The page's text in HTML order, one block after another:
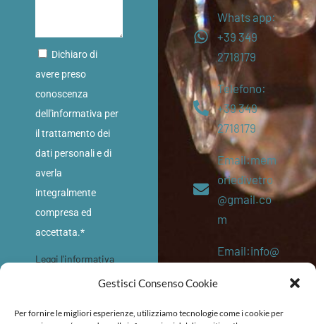
Gestisci Consenso Cookie
Per fornire le migliori esperienze, utilizziamo tecnologie come i cookie per
Dichiaro di
avere preso
conoscenza
dell'informativa per
il trattamento dei
dati personali e di
averla
integralmente
compresa ed
accettata.*
Leggi l'informativa
INVIA
Whats app:
+39 349
2718179
Telefono:
+39 349
2718179
Email:mem
oriedivetro
@gmail.co
m
Email:info@
etro.eu